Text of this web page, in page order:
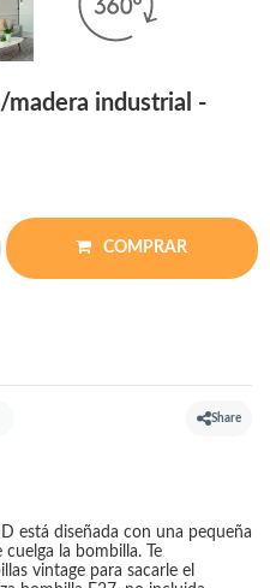
madera industrial -
COMPRAR
Share
está diseñada con una pequeña
la bombilla. Te
vintage para sacarle el